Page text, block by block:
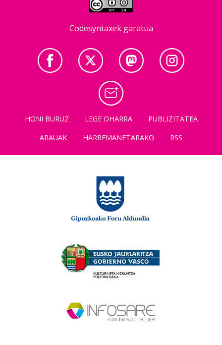
Codesyntaxek garatua
HONI BURUZ LEGE OHARRA
PUBLIZITATEA
ARAUAK
HARREMANETARAKO RSS